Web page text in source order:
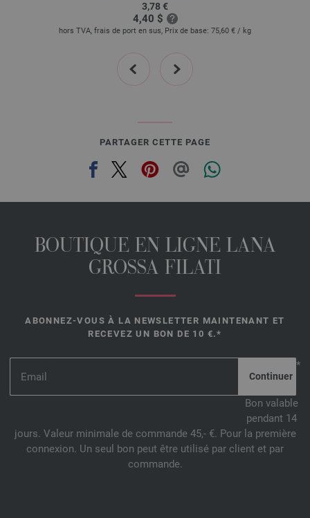
3,78 €
4,40 $
hors TVA, frais de port en sus, Prix de base: 75,60 € / kg
prev next
PARTAGER CETTE PAGE
BOUTIQUE EN LIGNE LANA
GROSSA FILATI
ABONNEZ-VOUS À LA NEWSLETTER MAINTENANT ET
RECEVEZ UN BON DE 10 €.*
*
Bon valable
pendant 14
jours. Valeur minimale de commande 45,- €. Pour la première
connexion. Un seul bon peut être utilisé par client et par
commande.